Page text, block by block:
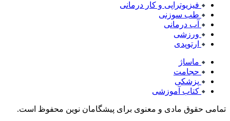
فیزیوتراپی و کار درمانی
طب سوزنی
آب درمانی
ورزشی
ارتوپدی
ماساژ
حجامت
پزشکی
کتاب آموزشی
تمامی حقوق مادی و معنوی برای پیشگامان نوین محفوظ است.